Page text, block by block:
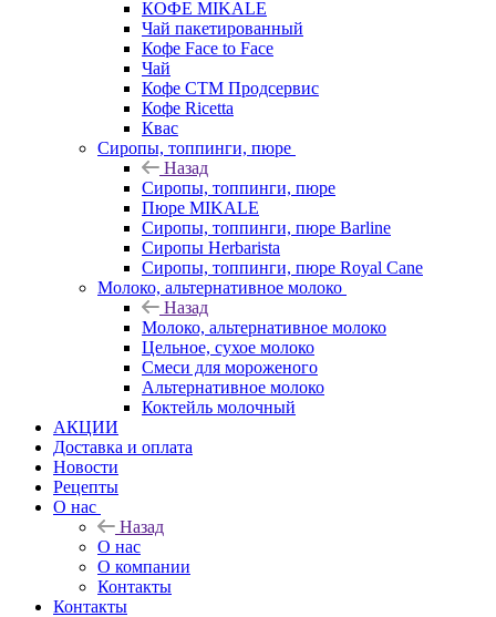
КОФЕ MIKALE
Чай пакетированный
Кофе Face to Face
Чай
Кофе СТМ Продсервис
Кофе Ricetta
Квас
Сиропы, топпинги, пюре
Назад
Сиропы, топпинги, пюре
Пюре MIKALE
Сиропы, топпинги, пюре Barline
Сиропы Herbarista
Сиропы, топпинги, пюре Royal Cane
Молоко, альтернативное молоко
Назад
Молоко, альтернативное молоко
Цельное, сухое молоко
Смеси для мороженого
Альтернативное молоко
Коктейль молочный
АКЦИИ
Доставка и оплата
Новости
Рецепты
О нас
Назад
О нас
О компании
Контакты
Контакты